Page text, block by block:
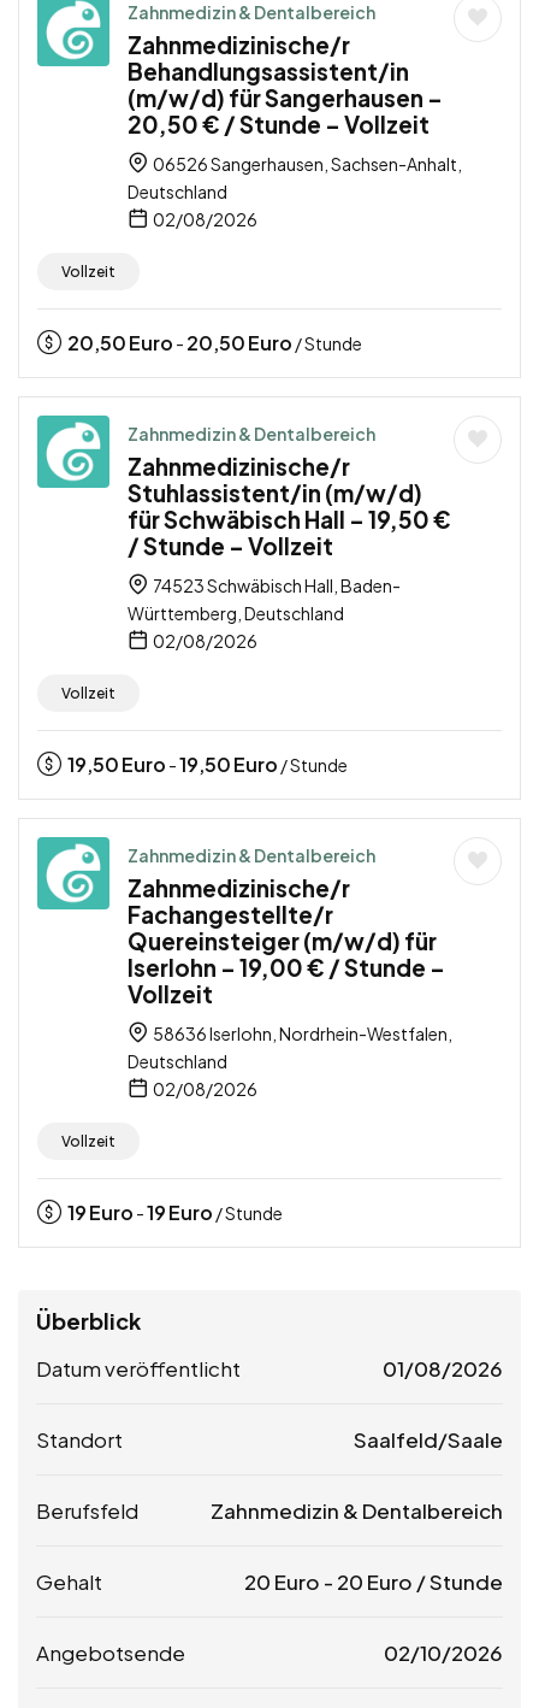
Zahnmedizin & Dentalbereich
Zahnmedizinische/r
Behandlungsassistent/in
(m/w/d) für Sangerhausen –
20,50 € / Stunde – Vollzeit
06526 Sangerhausen, Sachsen-Anhalt,
Deutschland
02/08/2026
Vollzeit
20,50Euro - 20,50Euro / Stunde
Zahnmedizin & Dentalbereich
Zahnmedizinische/r
Stuhlassistent/in (m/w/d)
für Schwäbisch Hall – 19,50 €
/ Stunde – Vollzeit
74523 Schwäbisch Hall, Baden-
Württemberg, Deutschland
02/08/2026
Vollzeit
19,50Euro -19,50Euro / Stunde
Zahnmedizin & Dentalbereich
Zahnmedizinische/r
Fachangestellte/r
Quereinsteiger (m/w/d) für
Iserlohn – 19,00 € / Stunde –
Vollzeit
58636 Iserlohn, Nordrhein-Westfalen,
Deutschland
02/08/2026
Vollzeit
19Euro -19Euro / Stunde
Überblick
Datum veröffentlicht 01/08/2026
Standort Saalfeld/Saale
Berufsfeld Zahnmedizin & Dentalbereich
Gehalt 20 Euro - 20 Euro / Stunde
Angebotsende 02/10/2026